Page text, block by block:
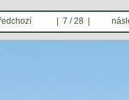
| 7 / 28 |